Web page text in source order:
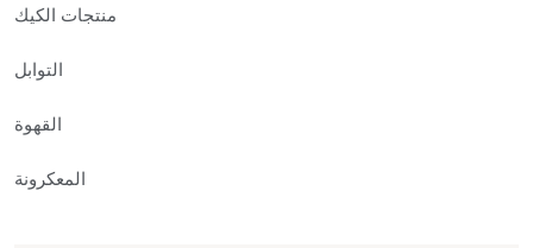
منتجات الكيك
التوابل
القهوة
المعكرونة